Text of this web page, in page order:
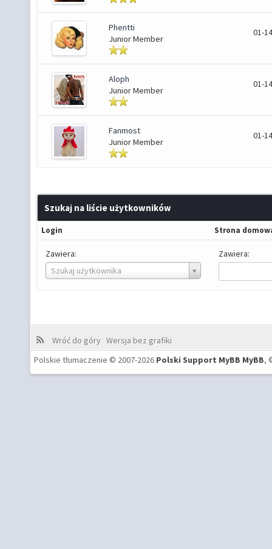
Phentti
Junior Member
01-
Aloph
Junior Member
01-
Fanmost
Junior Member
01-
Szukaj na liście użytkowników
Login Strona
Zawiera:
Szukaj użytkownika
Login
Zawiera:
Wróć do góry Wersja bez grafiki
Polskie tłumaczenie © 2007-2026 Polski Support MyBB MyBB,